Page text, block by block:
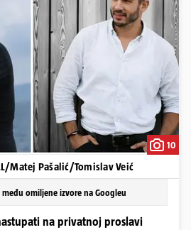
10
Matej Pašalić/Tomislav Veić
omiljene izvore na Googleu
na privatnoj proslavi